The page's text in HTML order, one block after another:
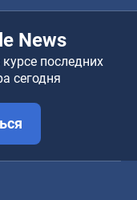
News
последних
сегодня